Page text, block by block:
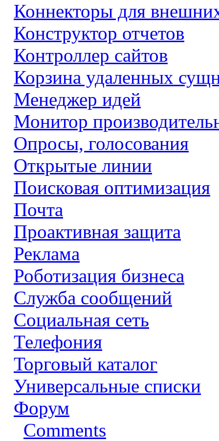
Коннекторы для
Конструктор отчетов
Контроллер сайтов
Корзина удаленных
Менеджер идей
Монитор
Опросы, голосования
Открытые линии
Поисковая оптимизация
Почта
Проактивная защита
Реклама
Роботизация бизнеса
Служба сообщений
Социальная сеть
Телефония
Торговый каталог
Универсальные списки
Форум
Comments